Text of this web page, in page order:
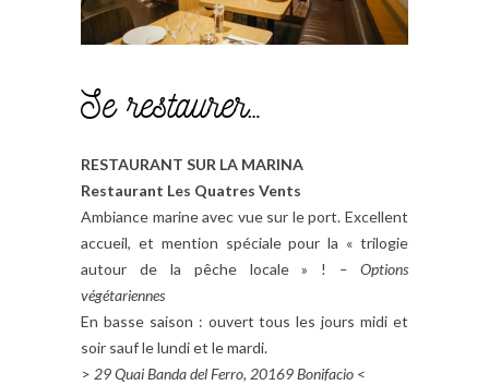
Se restaurer…
RESTAURANT SUR LA MARINA
Restaurant Les Quatres Vents
Ambiance marine avec vue sur le port. Excellent
accueil, et mention spéciale pour la « trilogie
autour de la pêche locale » ! – Options
végétariennes
En basse saison : ouvert tous les jours midi et
soir sauf le lundi et le mardi.
> 29 Quai Banda del Ferro, 20169 Bonifacio <